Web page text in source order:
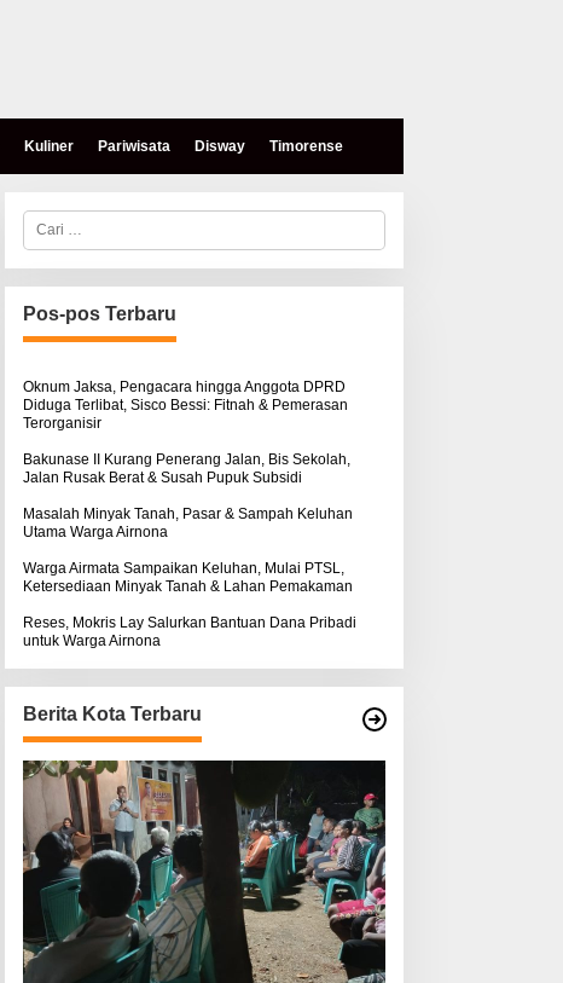
Kuliner Pariwisata Disway Timorense
C
r
i
u
n
u
:
Pos-pos Terbaru
Oknum Jaksa, Pengacara hingga Anggota DPRD
Diduga Terlibat, Sisco Bessi: Fitnah & Pemerasan
Terorganisir
Bakunase II Kurang Penerang Jalan, Bis Sekolah,
Jalan Rusak Berat & Susah Pupuk Subsidi
Masalah Minyak Tanah, Pasar & Sampah Keluhan
Utama Warga Airnona
Warga Airmata Sampaikan Keluhan, Mulai PTSL,
Ketersediaan Minyak Tanah & Lahan Pemakaman
Reses, Mokris Lay Salurkan Bantuan Dana Pribadi
untuk Warga Airnona
Berita Kota Terbaru